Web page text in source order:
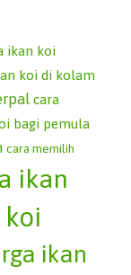
ikan koi
koi di kolam
cara
bagi pemula
cara memilih
ikan
koi
ikan